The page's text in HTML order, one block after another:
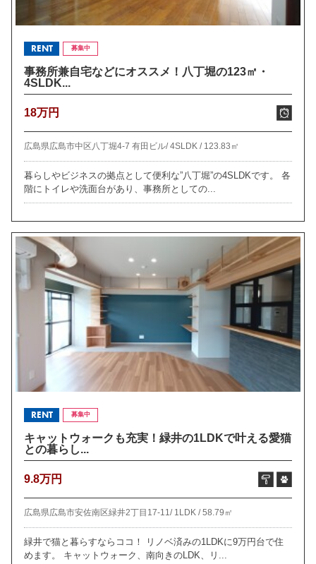
RENT 募集中
事務所兼自宅などにオススメ！八丁堀の123㎡・
4SLDK...
18万円
広島県広島市中区八丁堀4-7 有田ビル/4SLDK / 123.83㎡
暮らしやビジネスの拠点として便利な”八丁堀”の4SLDKです。 各
階にトイレや洗面台があり、事務所としての...
RENT 募集中
キャットウォークも充実！緑井の1LDKで叶える愛猫
との暮らし...
9.8万円
広島県広島市安佐南区緑井2丁目17-11/ 1LDK /58.79㎡
緑井で猫と暮らすならココ！ リノベ済みの1LDKに9万円台で住
めます。 キャットウォーク、南向きのLDK、リ...